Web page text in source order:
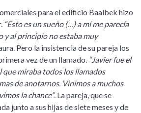
para el edificio Baalbek hizo
“Esto es un sueño (…) a mí me parecía
y al principio no estaba muy
Pero la insistencia de su pareja los
vez de un llamado. “Javier fue el
que miraba todos los llamados
de anotarnos. Vinimos a muchos
la chance”. La pareja, que se
junto a sus hijas de siete meses y de